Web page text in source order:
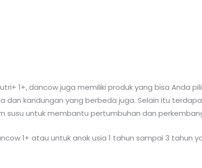
1+, dancow juga memiliki produk yang bisa Anda
kandungan yang berbeda juga. Selain itu
susu untuk membantu pertumbuhan dan
1+ atau untuk anak usia 1 tahun sampai 3 tahun